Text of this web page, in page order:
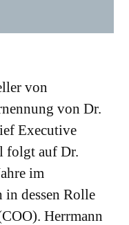
von
von Dr.
Executive
folgt auf Dr.
im
in dessen Rolle
Herrmann